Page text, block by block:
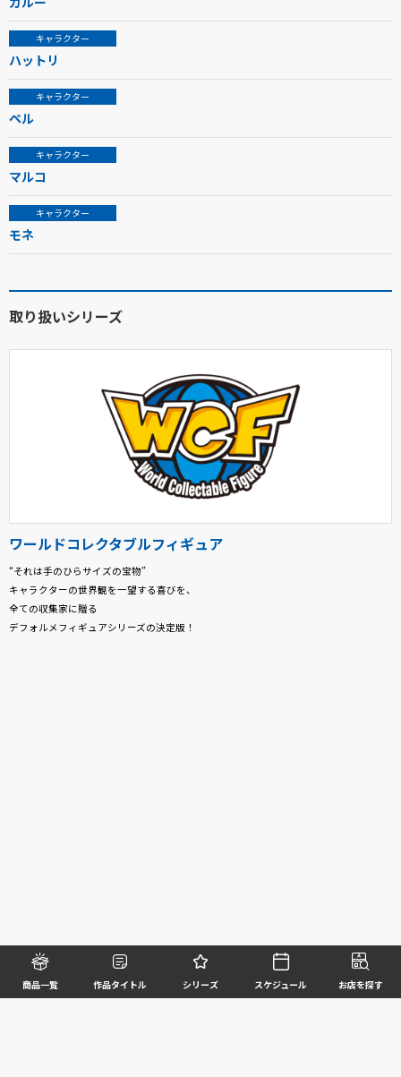
商品一覧 作品タイトル シリーズ スケジュール お店を探す
キャラクター
ハットリ
キャラクター
ペル
キャラクター
マルコ
キャラクター
モネ
取り扱いシリーズ
ワールドコレクタブルフィギュア
“それは手のひらサイズの宝物”
キャラクターの世界観を一望する喜びを、
全ての収集家に贈る
デフォルメフィギュアシリーズの決定版！